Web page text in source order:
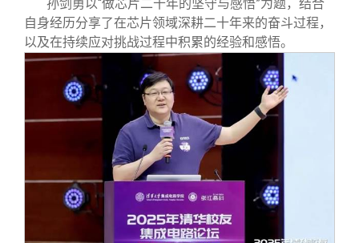
孙剑勇以“做芯片二十年的坚守与感悟”为题，结合
自身经历分享了在芯片领域深耕二十年来的奋斗过程，
以及在持续应对挑战过程中积累的经验和感悟。